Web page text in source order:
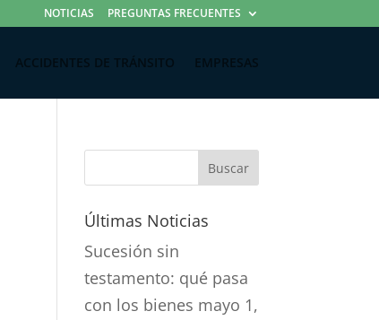
NOTICIAS PREGUNTAS FRECUENTES
ACCIDENTES DE TRÁNSITO EMPRESAS
Últimas Noticias
Sucesión sin
testamento: qué pasa
con los bienes mayo 1,